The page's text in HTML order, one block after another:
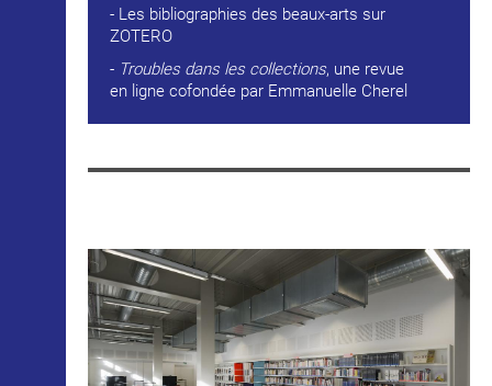
- Les bibliographies des beaux-arts sur
ZOTERO
- Troubles dans les collections, une revue
en ligne cofondée par Emmanuelle Cherel